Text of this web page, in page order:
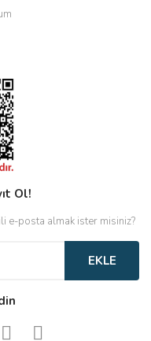
Ol!
e-posta almak ister misiniz?
EKLE